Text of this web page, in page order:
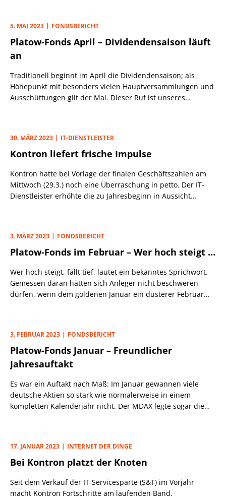
5. MAI 2023 FONDSBERICHT
Platow-Fonds April – Dividendensaison läuft
an
Traditionell beginnt im April die Dividendensaison; als
Höhepunkt mit besonders vielen Hauptversammlungen und
Ausschüttungen gilt der Mai. Dieser Ruf ist unseres
Chips ist der Mai tatsächlich der Dividendenmonat
schlechthin: 2023 wird etwa jedes zweite DAX-Unternehmen
im April ausgeschüttet, nur eine Handvoll wird es im Juni
tun.
30. MÄRZ 2023 IT-DIENSTLEISTER
Kontron liefert frische Impulse
Kontron hatte bei Vorlage der finalen Geschäftszahlen am
Mittwoch (29.3.) noch eine Überraschung in petto. Der IT-
Dienstleister erhöhte die zu Jahresbeginn in Aussicht
3. MÄRZ 2023 FONDSBERICHT
Platow-Fonds im Februar – Wer hoch steigt …
Wer hoch steigt, fällt tief, lautet ein bekanntes Sprichwort.
Gemessen daran hätten sich Anleger nicht beschweren
dürfen, wenn dem goldenen Januar ein düsterer Februar
Tiefe, sondern schwankten orientierungslos hin und her.
Am Monatsende hatte der Small-Cap-Index SDAX mit einem
soliden Plus die Nase vorn, während der Mittelwerte-Index
MDAX im Minus schloss.
3. FEBRUAR 2023 FONDSBERICHT
Platow-Fonds Januar – Freundlicher
Jahresauftakt
Es war ein Auftakt nach Maß: Im Januar gewannen viele
deutsche Aktien so stark wie normalerweise in einem
kompletten Kalenderjahr nicht. Der MDAX legte sogar die
zurückzuführen ist, dass sich viele Investoren zum
Jahreswechsel zu einer Neupositionierung nach dem
bewiesen noch widerlegt werden.
17. JANUAR 2023 INTERNET DER DINGE
Bei Kontron platzt der Knoten
Seit dem Verkauf der IT-Servicesparte (S&T) im Vorjahr
macht Kontron Fortschritte am laufenden Band.